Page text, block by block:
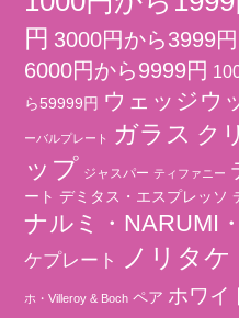
円 3000円から3999円
6000円から9999円
ら59999円 ウェッジウ
ーバルプレート ガラス ク
ップ ジャスパー ティファニー
ート デミタス・エスプレッソ
ナルミ・NARUMI
ケプレート
ノリタ
ホ・Villeroy & Boch ペア ホワイ